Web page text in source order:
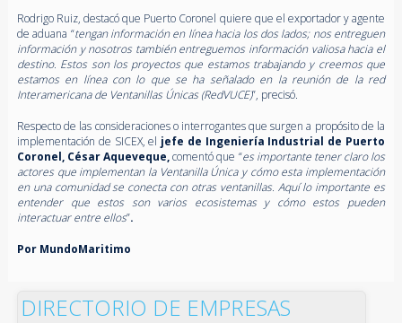
Rodrigo Ruiz, destacó que Puerto Coronel quiere que el exportador y agente
de aduana “tengan información en línea hacia los dos lados; nos entreguen
información y nosotros también entreguemos información valiosa hacia el
destino. Estos son los proyectos que estamos trabajando y creemos que
estamos en línea con lo que se ha señalado en la reunión de la red
Interamericana de Ventanillas Únicas (RedVUCE)”, precisó.
Respecto de las consideraciones o interrogantes que surgen a propósito de la
implementación de SICEX, el jefe de Ingeniería Industrial de Puerto
Coronel, César Aqueveque,comentó que “es importante tener claro los
actores que implementan la Ventanilla Única y cómo esta implementación
en una comunidad se conecta con otras ventanillas. Aquí lo importante es
entender que estos son varios ecosistemas y cómo estos pueden
interactuar entre ellos”.
Por MundoMaritimo
DIRECTORIO DE EMPRESAS